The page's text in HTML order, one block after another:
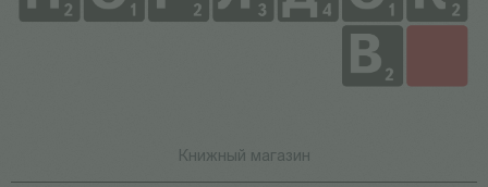
Книжный магазин